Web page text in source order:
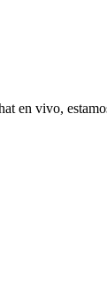
en vivo,